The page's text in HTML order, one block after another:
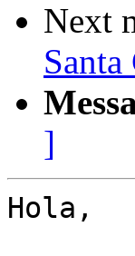
Next
]
Hola,